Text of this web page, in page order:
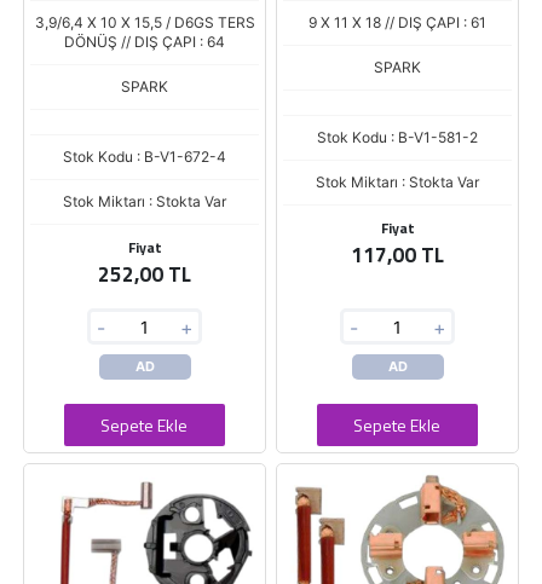
(3.9/6.4 X 10 X 15.5)
3,9/6,4 X 10 X 15,5 / D6GS TERS
DÖNÜŞ // DIŞ ÇAPI : 64
SPARK
Stok Kodu : B-V1-672-4
Stok Miktarı : Stokta Var
Fiyat
252,00 TL
- +
AD
Sepete Ekle
(4.5/9 X 11 X 18)
9 X 11 X 18 // DIŞ ÇAPI : 61
SPARK
Stok Kodu : B-V1-581-2
Stok Miktarı : Stokta Var
Fiyat
117,00 TL
- +
AD
Sepete Ekle